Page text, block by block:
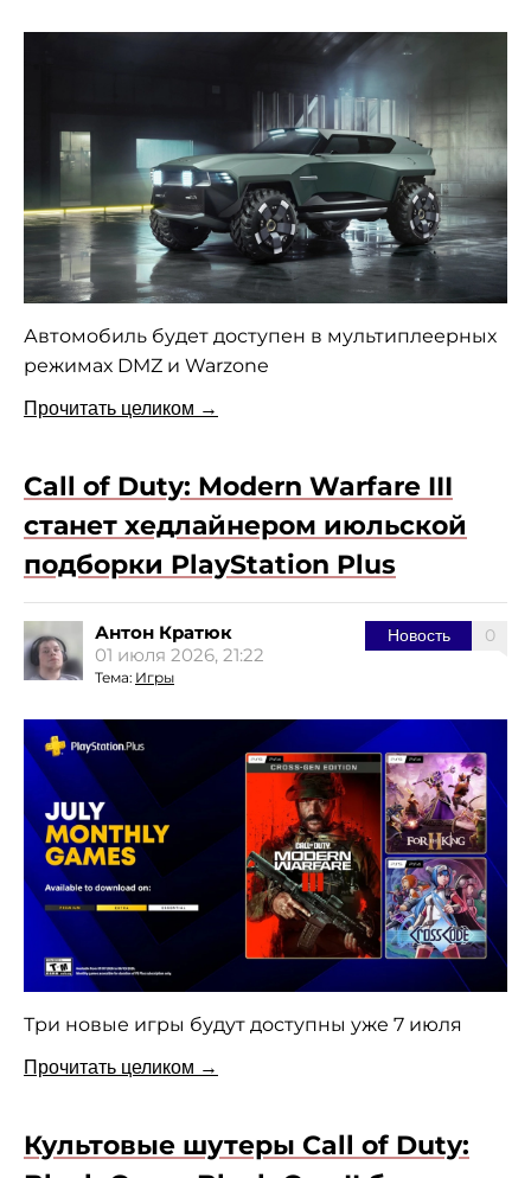
Автомобиль будет доступен в мультиплеерных
режимах DMZ и Warzone
Прочитать целиком →
Call of Duty: Modern Warfare III
станет хедлайнером июльской
подборки PlayStation Plus
0
Новость
Антон Кратюк
01 июля 2026, 21:22
Тема: Игры
Три новые игры будут доступны уже 7 июля
Прочитать целиком →
Культовые шутеры Call of Duty: